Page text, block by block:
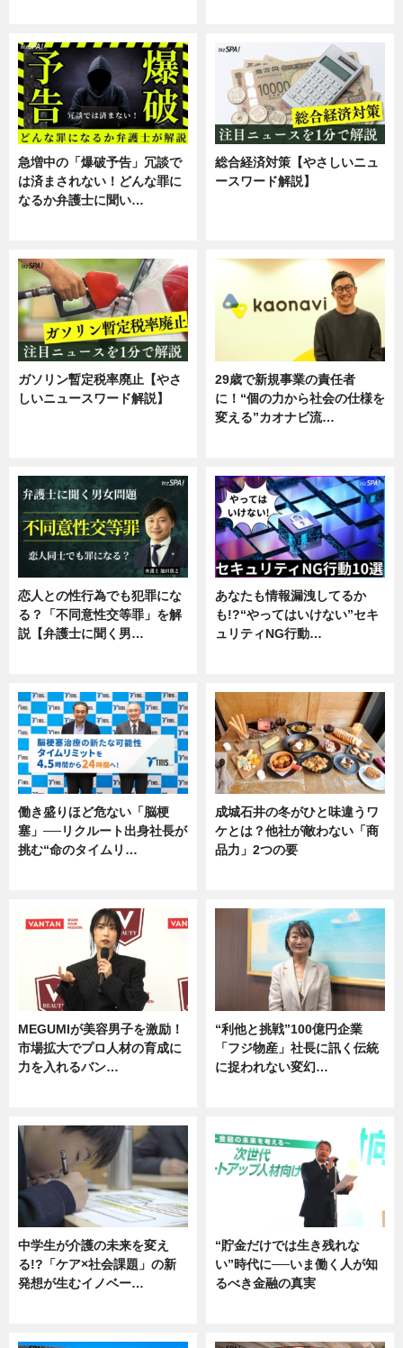
急増中の「爆破予告」冗談で
は済まされない！どんな罪に
なるか弁護士に聞い…
総合経済対策【やさしいニュ
ースワード解説】
ガソリン暫定税率廃止【やさ
しいニュースワード解説】
29歳で新規事業の責任者
に！“個の力から社会の仕様を
変える”カオナビ流…
恋人との性行為でも犯罪にな
る？「不同意性交等罪」を解
説【弁護士に聞く男…
あなたも情報漏洩してるか
も!?“やってはいけない”セキ
ュリティNG行動…
働き盛りほど危ない「脳梗
塞」──リクルート出身社長が
挑む“命のタイムリ…
成城石井の冬がひと味違うワ
ケとは？他社が敵わない「商
品力」2つの要
MEGUMIが美容男子を激励！
市場拡大でプロ人材の育成に
力を入れるバン…
“利他と挑戦”100億円企業
「フジ物産」社長に訊く伝統
に捉われない変幻…
中学生が介護の未来を変え
る!?「ケア×社会課題」の新
発想が生むイノベー…
“貯金だけでは生き残れな
い”時代に──いま働く人が知
るべき金融の真実